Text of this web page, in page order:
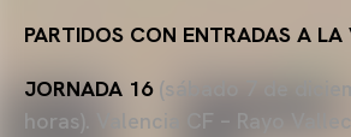
PARTIDOS CON ENTRADAS A LA
JORNADA 16(sábado 7 de
horas). Valencia CF – Rayo